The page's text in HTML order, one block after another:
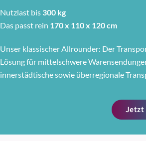
Nutzlast bis 300 kg
Das passt rein 170 x 110 x 120 cm
Unser klassischer Allrounder: Der
Lösung für mittelschwere
innerstädtische sowie überregionale
Jetzt